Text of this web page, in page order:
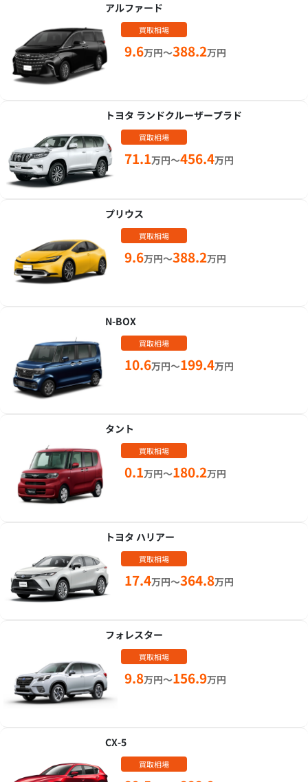
アルファード
買取相場
9.6万円～388.2万円
トヨタ ランドクルーザープラド
買取相場
71.1万円～456.4万円
プリウス
買取相場
9.6万円～388.2万円
N-BOX
買取相場
10.6万円～199.4万円
タント
買取相場
0.1万円～180.2万円
トヨタ ハリアー
買取相場
17.4万円～364.8万円
フォレスター
買取相場
9.8万円～156.9万円
CX-5
買取相場